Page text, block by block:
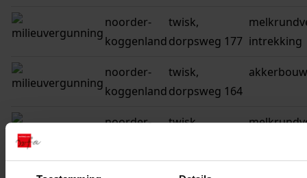
noorder-
koggenland
twisk,
dorpsweg 177 intrekking
noorder-
koggenland
twisk,
dorpsweg 164
noorder-
twisk,
twisk,